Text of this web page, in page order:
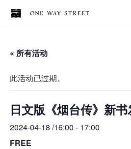
正
« 所有活动
此活动已过期。
日文版《烟台传》新
2024-04-18 /16:00 - 17:00
FREE